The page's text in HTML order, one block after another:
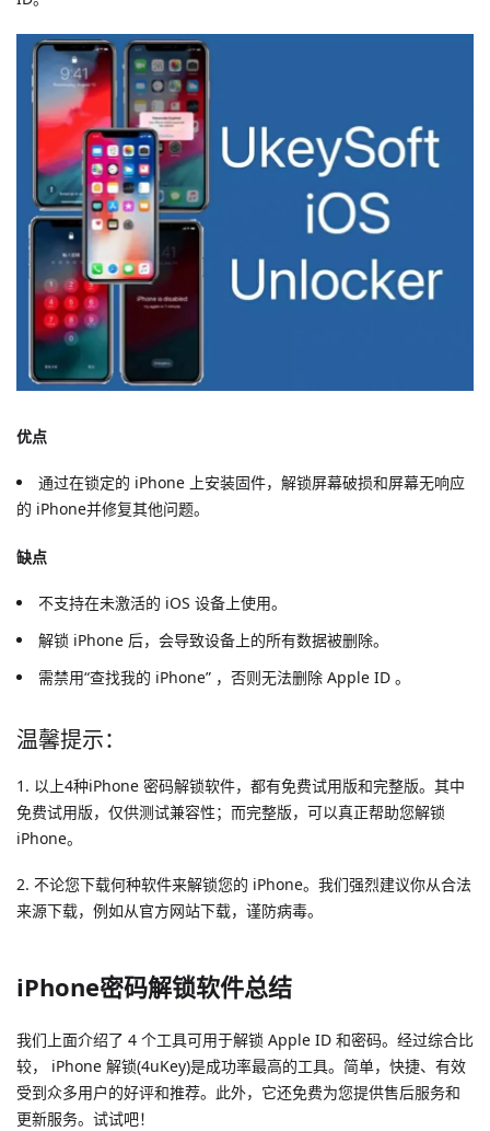
优点
通过在锁定的 iPhone 上安装固件，解锁屏幕破损和屏幕无响应
的 iPhone并修复其他问题。
缺点
不支持在未激活的 iOS 设备上使用。
解锁 iPhone 后，会导致设备上的所有数据被删除。
需禁用“查找我的 iPhone” ，否则无法删除 Apple ID 。
温馨提示：
1. 以上4种iPhone 密码解锁软件，都有免费试用版和完整版。其中
免费试用版，仅供测试兼容性；而完整版，可以真正帮助您解锁
iPhone。
2. 不论您下载何种软件来解锁您的 iPhone。我们强烈建议你从合法
来源下载，例如从官方网站下载，谨防病毒。
iPhone密码解锁软件总结
我们上面介绍了 4 个工具可用于解锁 Apple ID 和密码。经过综合比
较， iPhone 解锁(4uKey)是成功率最高的工具。简单，快捷、有效
受到众多用户的好评和推荐。此外，它还免费为您提供售后服务和
更新服务。试试吧！